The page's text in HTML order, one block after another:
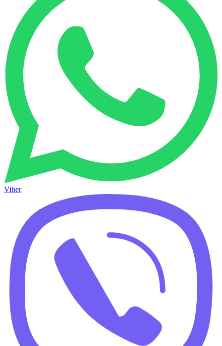
Viber